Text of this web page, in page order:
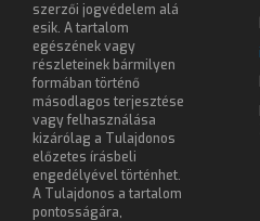
szerzői jogvédelem alá
esik. A tartalom
egészének vagy
részleteinek bármilyen
formában történő
másodlagos terjesztése
vagy felhasználása
kizárólag a Tulajdonos
előzetes írásbeli
engedélyével történhet.
A Tulajdonos a tartalom
pontosságára,